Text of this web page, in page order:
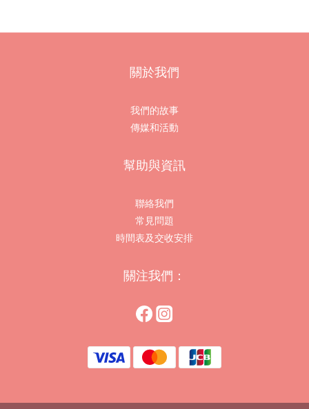
關於我們
我們的故事
傳媒和活動
幫助與資訊
聯絡我們
常見問題
時間表及交收安排
關注我們：